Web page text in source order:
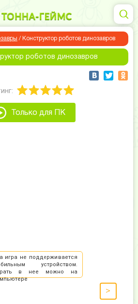
/ Конструктор роботов динозавров
роботов динозавров
Только для ПК
>